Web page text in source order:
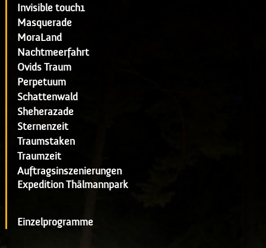
Invisible touch1
Masquerade
MoraLand
Nachtmeerfahrt
Ovids Traum
Perpetuum
Schattenwald
Sheherazade
Sternenzeit
Traumstaken
Traumzeit
Auftragsinszenierungen
Expedition Thälmannpark
Einzelprogramme